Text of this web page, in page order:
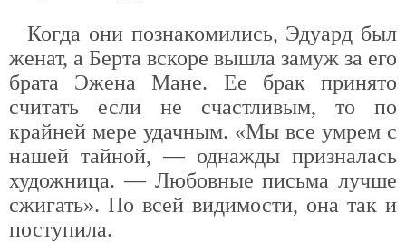
Когда они познакомились, Эдуард был
женат, а Берта вскоре вышла замуж за его
брата Эжена Мане. Ее брак принято
считать если не счастливым, то по
крайней мере удачным. «Мы все умрем с
нашей тайной, — однажды призналась
художница. — Любовные письма лучше
сжигать». По всей видимости, она так и
поступила.